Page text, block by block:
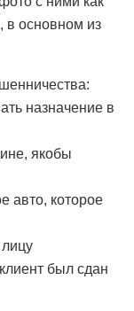
в основном из
назначение в
якобы
авто, которое
был сдан